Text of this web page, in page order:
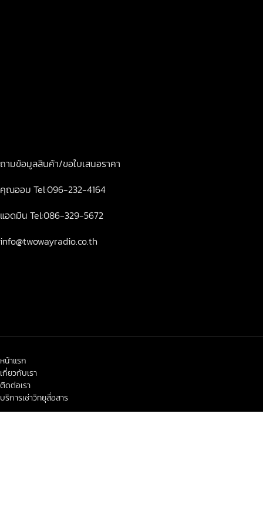
ถามข้อมูลสินค้า/ขอใบเสนอราคา
คุณออม Tel:096-232-4164
แอดมิน Tel:086-329-5672
info@twowayradio.co.th
หน้าแรก
เกี่ยวกับเรา
ติดต่อเรา
บริการเช่าวิทยุสื่อสาร